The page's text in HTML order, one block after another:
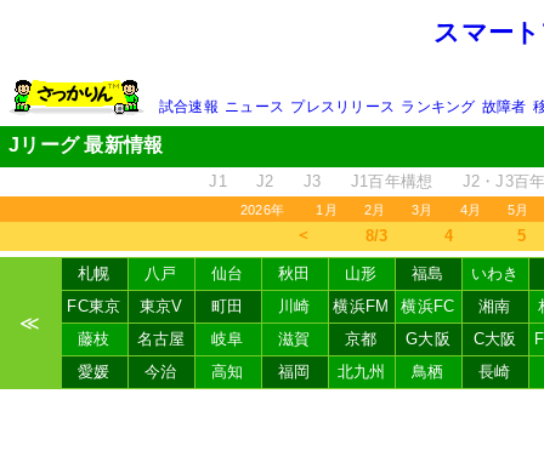
スマー
試合速報 ニュース プレスリリース ランキング 故障者
Jリーグ 最新情報
J1 J2 J3 J1百年構想 J2・J3百
2026年 1月 2月 3月 4月 5月
＜ 8/3 4 5
≪
札幌 八戸 仙台 秋田 山形 福島
いわき
FC東京
東京V 町田 川崎 横浜FM 横浜FC 湘南
藤枝
名古屋 岐阜 滋賀 京都 G大阪 C大阪
愛媛
今治 高知 福岡 北九州 鳥栖 長崎